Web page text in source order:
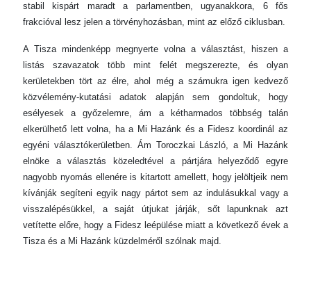
stabil kispárt maradt a parlamentben, ugyanakkora, 6 fős
frakcióval lesz jelen a törvényhozásban, mint az előző ciklusban.
A Tisza mindenképp megnyerte volna a választást, hiszen a
listás szavazatok több mint felét megszerezte, és olyan
kerületekben tört az élre, ahol még a számukra igen kedvező
közvélemény-kutatási adatok alapján sem gondoltuk, hogy
esélyesek a győzelemre, ám a kétharmados többség talán
elkerülhető lett volna, ha a Mi Hazánk és a Fidesz koordinál az
egyéni választókerületben. Ám Toroczkai László, a Mi Hazánk
elnöke a választás közeledtével a pártjára helyeződő egyre
nagyobb nyomás ellenére is kitartott amellett, hogy jelöltjeik nem
kívánják segíteni egyik nagy pártot sem az indulásukkal vagy a
visszalépésükkel, a saját útjukat járják, sőt lapunknak azt
vetítette előre, hogy a Fidesz leépülése miatt a következő évek a
Tisza és a Mi Hazánk küzdelméről szólnak majd.